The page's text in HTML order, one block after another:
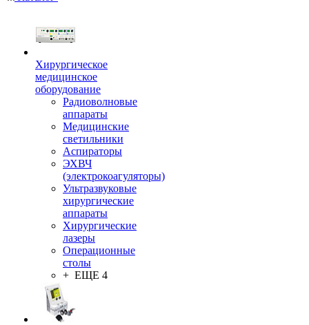
Хирургическое
медицинское
оборудование
Радиоволновые
аппараты
Медицинские
светильники
Аспираторы
ЭХВЧ
(электрокоагуляторы)
Ультразвуковые
хирургические
аппараты
Хирургические
лазеры
Операционные
столы
+ ЕЩЕ 4